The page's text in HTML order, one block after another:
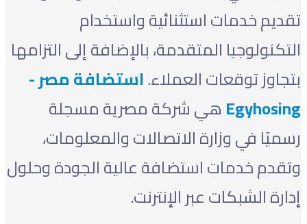
تقديم خدمات استثنائية واستخدام
التكنولوجيا المتقدمة، بالإضافة إلى التزامها
بتجاوز توقعات العملاء.استضافة مصر -
Egyhosing هي شركة مصرية مسجلة
رسميًا في وزارة الاتصالات والمعلومات،
وتقدم خدمات استضافة عالية الجودة وحلول
إدارة الشبكات عبر الإنترنت.